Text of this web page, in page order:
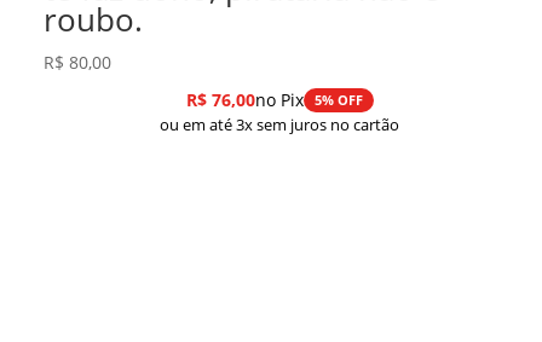
roubo.
R$ 80,00
R$76,00no Pix 5% OFF
ou em até 3x sem juros no cartão